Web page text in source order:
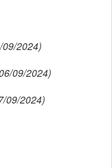
09/2024)
09/2024)
09/2024)